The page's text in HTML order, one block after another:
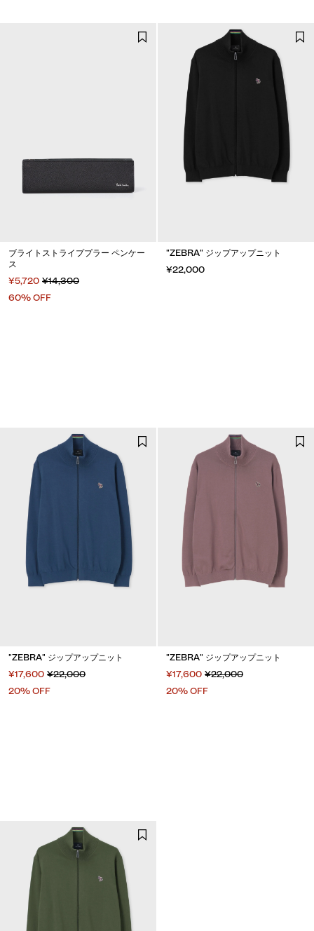
ブライトストライププラー ペンケー
ス
¥5,720 ¥14,300
60% OFF
"ZEBRA" ジップアップニット
¥22,000
"ZEBRA" ジップアップニット
¥17,600 ¥22,000
20% OFF
"ZEBRA" ジップアップニット
¥17,600 ¥22,000
20% OFF